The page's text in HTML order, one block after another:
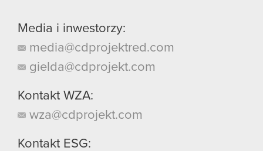
Media i inwestorzy:
media@cdprojektred.com
gielda@cdprojekt.com
Kontakt WZA:
wza@cdprojekt.com
Kontakt ESG: